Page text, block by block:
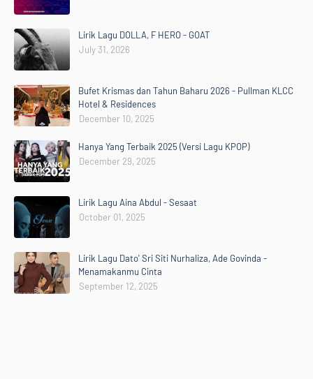
Lirik Lagu DOLLA, F HERO - GOAT
July 31, 2026
Bufet Krismas dan Tahun Baharu 2026 - Pullman KLCC
Hotel & Residences
December 10, 2025
Hanya Yang Terbaik 2025 (Versi Lagu KPOP)
December 29, 2025
Lirik Lagu Aina Abdul - Sesaat
October 01, 2025
Lirik Lagu Dato' Sri Siti Nurhaliza, Ade Govinda -
Menamakanmu Cinta
September 12, 2025